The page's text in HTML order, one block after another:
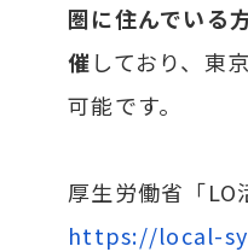
CONCEPT私たちの理念
COMPANY会社案内
圏に住んでいる
催しており、東
可能です。
厚生労働省「LO
https://local-